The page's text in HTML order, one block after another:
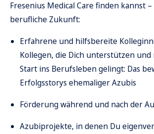
Fresenius Medical Care finden kannst
berufliche Zukunft:
Erfahrene und hilfsbereite
Kollegen, die Dich unterstützen
Start ins Berufsleben gelingt: Das
Erfolgsstorys ehemaliger Azubis
Förderung während und nach der
Azubiprojekte, in denen Du